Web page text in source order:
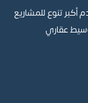
أكبر تنوع للمشاريع
عقاري